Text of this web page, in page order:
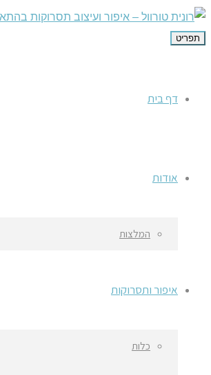
תפריט
דף בית
אודות
המלצות
איפור ותסרוקות
כלות